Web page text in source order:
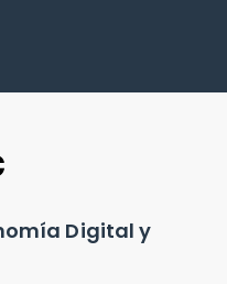
Digital y